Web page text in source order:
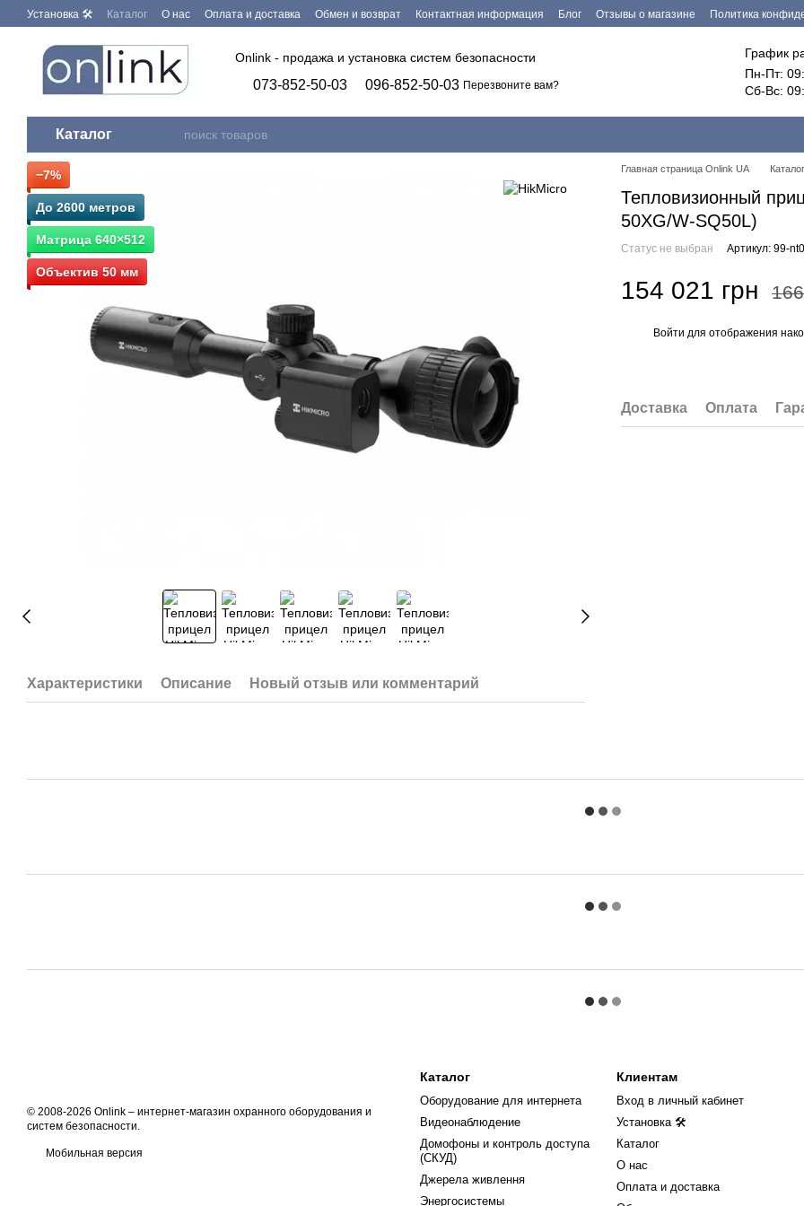
Перейти к основному контенту
Установка 🛠 Каталог О нас Оплата и доставка Обмен и возврат Контактная информация Блог Отзывы о магазине Политика
Onlink - продажа и установка систем безопасности
073-852-50-03 096-852-50-03 Перезвоните вам?
График
Пн-Пт:
Сб-Вс:
Каталог
−7%
До 2600 метров
Матрица 640×512
Объектив 50 мм
Характеристики Описание Новый отзыв или комментарий
Главная страница Onlink UA Каталог
Тепловизионный
50XG/W-SQ50L)
Статус не выбран Артикул: 99-
154 021 грн
Войти для отображения
Доставка Оплата
© 2008-2026 Onlink – интернет-магазин охранного оборудования и
систем безопасности.
Мобильная версия
Каталог
Оборудование для интернета
Видеонаблюдение
Домофоны и контроль доступа
(СКУД)
Джерела живлення
Энергосистемы
Клиентам
Вход в личный кабинет
Установка 🛠
Каталог
О нас
Оплата и доставка